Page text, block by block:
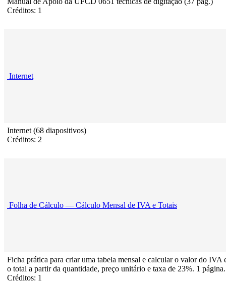
Créditos: 1
Internet
Internet (68 diapositivos)
Créditos: 2
Folha de Cálculo — Cálculo Mensal de IVA e Totais
Ficha prática para criar uma tabela mensal e calcular o valor do IVA
o total a partir da quantidade, preço unitário e taxa de 23%. 1 página.
Créditos: 1